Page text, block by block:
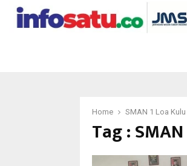
Home SMAN 1 Loa Kulu
Tag :